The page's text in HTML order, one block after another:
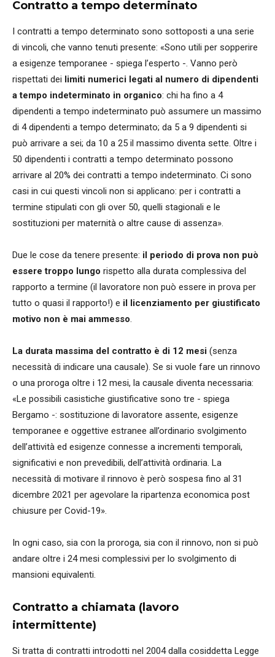
Contratto a tempo determinato
I contratti a tempo determinato sono sottoposti a una serie
di vincoli, che vanno tenuti presente: «Sono utili per sopperire
a esigenze temporanee - spiega l’esperto -. Vanno però
rispettati dei limiti numerici legati al numero di dipendenti
a tempo indeterminato in organico: chi ha fino a 4
dipendenti a tempo indeterminato può assumere un massimo
di 4 dipendenti a tempo determinato; da 5 a 9 dipendenti si
può arrivare a sei; da 10 a 25 il massimo diventa sette. Oltre i
50 dipendenti i contratti a tempo determinato possono
arrivare al 20% dei contratti a tempo indeterminato. Ci sono
casi in cui questi vincoli non si applicano: per i contratti a
termine stipulati con gli over 50, quelli stagionali e le
sostituzioni per maternità o altre cause di assenza».
Due le cose da tenere presente: il periodo di prova non può
essere troppo lungo rispetto alla durata complessiva del
rapporto a termine (il lavoratore non può essere in prova per
tutto o quasi il rapporto!) e il licenziamento per giustificato
motivo non è mai ammesso.
La durata massima del contratto è di 12 mesi (senza
necessità di indicare una causale). Se si vuole fare un rinnovo
o una proroga oltre i 12 mesi, la causale diventa necessaria:
«Le possibili casistiche giustificative sono tre - spiega
Bergamo -: sostituzione di lavoratore assente, esigenze
temporanee e oggettive estranee all’ordinario svolgimento
dell’attività ed esigenze connesse a incrementi temporali,
significativi e non prevedibili, dell’attività ordinaria. La
necessità di motivare il rinnovo è però sospesa fino al 31
dicembre 2021 per agevolare la ripartenza economica post
chiusure per Covid-19».
In ogni caso, sia con la proroga, sia con il rinnovo, non si può
andare oltre i 24 mesi complessivi per lo svolgimento di
mansioni equivalenti.
Contratto a chiamata (lavoro
intermittente)
Si tratta di contratti introdotti nel 2004 dalla cosiddetta Legge